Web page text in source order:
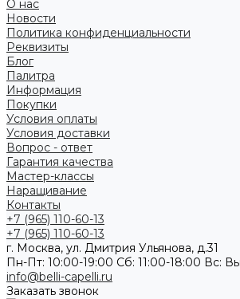
О нас
Новости
Политика конфиденциальности
Реквизиты
Блог
Палитра
Информация
Покупки
Условия оплаты
Условия доставки
Вопрос - ответ
Гарантия качества
Мастер-классы
Наращивание
Контакты
+7 (965) 110-60-13
+7 (965) 110-60-13
г. Москва, ул. Дмитрия Ульянова, д.31
Пн-Пт: 10:00-19:00 Cб: 11:00-18:00 Вс:
info@belli-capelli.ru
Заказать звонок